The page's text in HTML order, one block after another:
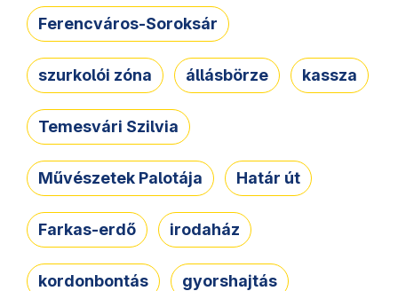
Ferencváros-Soroksár
szurkolói zóna állásbörze kassza
Temesvári Szilvia
Művészetek Palotája Határ út
Farkas-erdő irodaház
kordonbontás gyorshajtás